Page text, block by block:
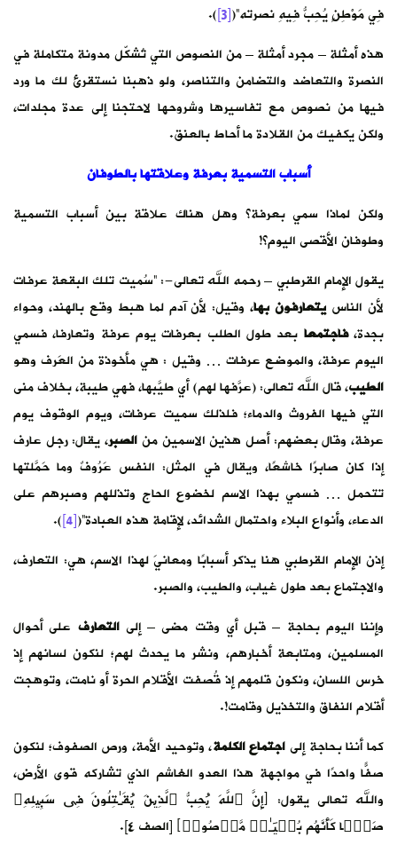
فِي مَوْطِنٍ يُحِبُّ فِيهِ نصرته”([3]
).
هذه أمثلة – مجرد أمثلة – من النصوص التي تُشكّل مدونة متكاملة في
النصرة والتعاضد والتضامن والتناصر، ولو ذهبنا نستقرئ لك ما ورد
فيها من نصوص مع تفاسيرها وشروحها لاحتجنا إلى عدة مجلدات،
ولكن يكفيك من القلادة ما أحاط بالعنق.
أسباب التسمية بعرفة وعلاقتها بالطوفان
ولكن لماذا سمي بعرفة؟ وهل هناك علاقة بين أسباب التسمية
وطوفان الأقصى اليوم؟!
يقول الإمام القرطبي – رحمه الله تعالى-: “سُميت تلك البقعة عرفات
لأن الناسيتعارفون بها، وقيل: لأن آدم لما هبط وقع بالهند، وحواء
بجدة،فاجتمعا بعد طول الطلب بعرفات يوم عرفة وتعارفا، فسمي
اليوم عرفة، والموضع عرفات … وقيل : هي مأخوذة من العَرف وهو
الطيب، قال الله تعالى: (عرَّفها لهم) أي طيَّبها، فهي طيبة، بخلاف منى
التي فيها الفروث والدماء؛ فلذلك سميت عرفات، ويوم الوقوف يوم
عرفة، وقال بعضهم: أصل هذين الاسمين منالصبر، يقال: رجل عارف
إذا كان صابرًا خاشعًا، ويقال في المثل: النفس عَرُوفٌ وما حَمَّلتها
تتحمل … فسمي بهذا الاسم لخضوع الحاج وتذللهم وصبرهم على
الدعاء، وأنواع البلاء واحتمال الشدائد، لإقامة هذه العبادة”([4]
).
إذن الإمام القرطبي هنا يذكر أسبابًا ومعانيَ لهذا الاسم، هي: التعارف،
والاجتماع بعد طول غياب، والطيب، والصبر.
وإننا اليوم بحاجة – قبل أي وقت مضى – إلىالتعارف على أحوال
المسلمين، ومتابعة أخبارهم، ونشر ما يحدث لهم؛ لنكون لسانهم إذ
خرس اللسان، ونكون قلمهم إذ قُصفت الأقلام الحرة أو نامت، وتوهجت
أقلام النفاق والتخذيل وقامت!.
كما أننا بحاجة إلىاجتماع الكلمة، وتوحيد الأمة، ورص الصفوف؛ لنكون
صفًّا واحدًا في مواجهة هذا العدو الغاشم الذي تشاركه قوى الأرض،
والله تعالى يقول: ﴿إِنَّ ٱللَّهَ یُحِبُّ ٱلَّذِینَ یُقَـٰتِلُونَ فِی سَبِیلِهِۦ
صَفࣰّا كَأَنَّهُم بُنۡیَـٰنࣱ مَّرۡصُوصࣱ﴾ [الصف ٤].